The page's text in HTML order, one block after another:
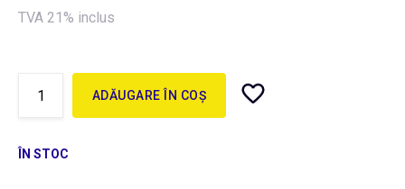
TVA 21% inclus
ADĂUGARE ÎN COȘ
ÎN STOC